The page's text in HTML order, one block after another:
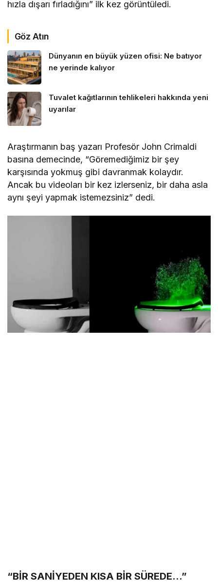
hızla dışarı fırladığını” ilk kez görüntüledi.
Göz Atın
Dünyanın en büyük yüzen ofisi: Ne batıyor
ne yerinde kalıyor
Tuvalet kağıtlarının tehlikeleri hakkında yeni
uyarılar
Araştırmanın baş yazarı Profesör John Crimaldi
basına demecinde, “Göremediğimiz bir şey
karşısında yokmuş gibi davranmak kolaydır.
Ancak bu videoları bir kez izlerseniz, bir daha asla
aynı şeyi yapmak istemezsiniz” dedi.
“BİR SANİYEDEN KISA BİR SÜREDE…”